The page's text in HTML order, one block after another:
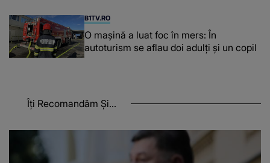
B1TV.RO
O maşină a luat foc în mers: În
autoturism se aflau doi adulți și un copil
Îți Recomandăm Și...